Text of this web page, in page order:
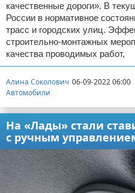
качественные дороги». В
России в нормативное
трасс и городских улиц.
строительно-монтажных
качества проводимых работ,
Алина Соколович 06-09-2022 06:00
Автомобили
На «Лады» стали
с ручным